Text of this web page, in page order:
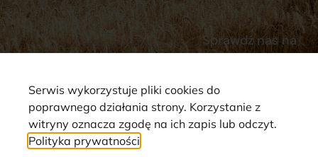
Sprawdź nas na
Strona wykorzystuje pliki cookie. Wszystkie prawa zastrzeżone ©
Serwis wykorzystuje pliki cookies do
poprawnego działania strony. Korzystanie z
witryny oznacza zgodę na ich zapis lub odczyt.
Polityka prywatności